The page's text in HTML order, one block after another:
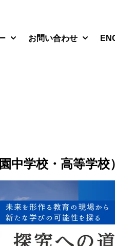
Show submenu for お知ら
お問い合わせ
Show
中学校・高等学校）